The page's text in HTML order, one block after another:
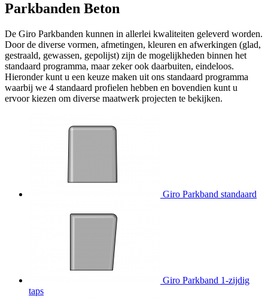
Parkbanden Beton
De Giro Parkbanden kunnen in allerlei kwaliteiten geleverd worden.
Door de diverse vormen, afmetingen, kleuren en afwerkingen (glad,
gestraald, gewassen, gepolijst) zijn de mogelijkheden binnen het
standaard programma, maar zeker ook daarbuiten, eindeloos.
Hieronder kunt u een keuze maken uit ons standaard programma
waarbij we 4 standaard profielen hebben en bovendien kunt u
ervoor kiezen om diverse maatwerk projecten te bekijken.
Giro Parkband standaard
Giro Parkband 1-zijdig
taps